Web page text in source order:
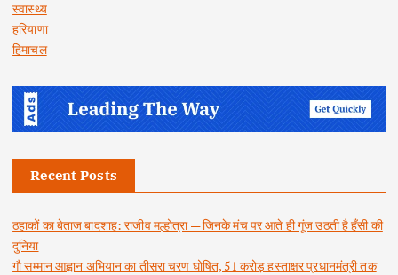
स्वास्थ्य
हरियाणा
हिमाचल
Recent Posts
ठहाकों का बेताज बादशाह: राजीव मल्होत्रा — जिनके मंच पर आते ही गूंज उठती है हँसी की
दुनिया
गौ सम्मान आह्वान अभियान का तीसरा चरण घोषित, 51 करोड़ हस्ताक्षर प्रधानमंत्री तक